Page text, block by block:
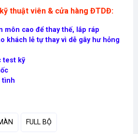
thuật viên & cửa hàng ĐTDĐ:
môn cao để thay thế, lắp ráp
khách lẻ tự thay vì dễ gây hư hỏng
test kỹ
tình
FULL BỘ